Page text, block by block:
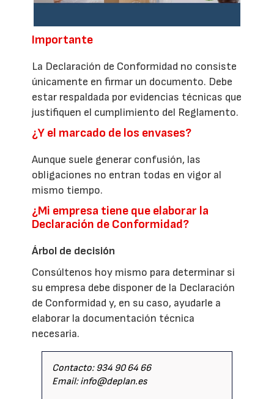
Importante
La Declaración de Conformidad no consiste
únicamente en firmar un documento. Debe
estar respaldada por evidencias técnicas que
justifiquen el cumplimiento del Reglamento.
¿Y el marcado de los envases?
Aunque suele generar confusión, las
obligaciones no entran todas en vigor al
mismo tiempo.
¿Mi empresa tiene que elaborar la
Declaración de Conformidad?
Árbol de decisión
Consúltenos hoy mismo para determinar si
su empresa debe disponer de la Declaración
de Conformidad y, en su caso, ayudarle a
elaborar la documentación técnica
necesaria.
Contacto: 934 90 64 66
Email: info@deplan.es